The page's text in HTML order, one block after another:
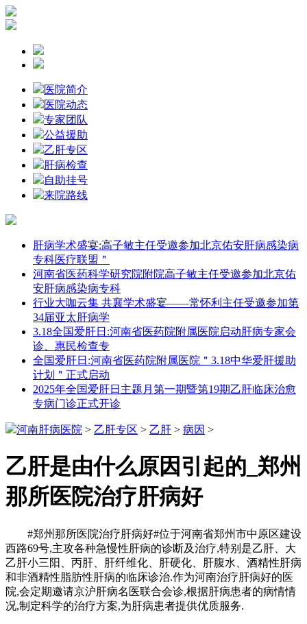
医院简介
医院动态
专家团队
公益援助
乙肝专区
肝病检查
自助挂号
来院路线
肝病学术盛宴:高子敏主任受邀参加北京佑安肝病感染病
专科医疗联盟＂
河南省医药科学研究院附院高子敏主任受邀参加北京佑
安肝病感染病专科
行业大咖云集 共襄学术盛宴——常怀利主任受邀参加第
34届亚太肝病学
3.18全国爱肝日:河南省医药院附属医院启动肝病专家会
诊、惠民检查专
全国爱肝日:河南省医药院附属医院＂3.18中华爱肝援助
计划＂正式启动
2025年全国爱肝日主题月第一期暨第19期乙肝临床治愈
专病门诊正式开诊
河南肝病医院 > 乙肝专区 > 乙肝 > 病因 >
乙肝是由什么原因引起的_郑州
那所医院治疗肝病好
#郑州那所医院治疗肝病好#位于河南省郑州市中原区建设
西路69号,主攻各种急慢性肝病的诊断及治疗,特别是乙肝、大
乙肝小三阳、丙肝、肝纤维化、肝硬化、肝腹水、酒精性肝病
和非酒精性脂肪性肝病的临床诊治.作为河南治疗肝病好的医
院,会定期邀请京沪肝病名医联合会诊,根据肝病患者的病情情
况,制定科学的治疗方案,为肝病患者提供优质服务.